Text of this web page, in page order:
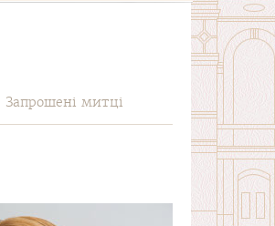
Запрошені митці